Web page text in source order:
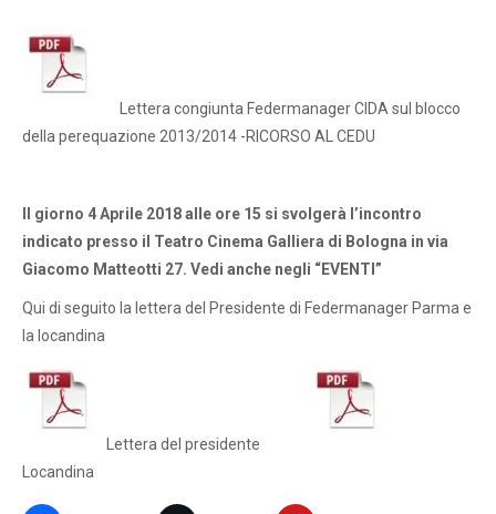
Lettera congiunta Federmanager CIDA sul blocco
della perequazione 2013/2014 -RICORSO AL CEDU
Il giorno 4 Aprile 2018 alle ore 15 si svolgerà l’incontro
indicato presso il Teatro Cinema Galliera di Bologna in via
Giacomo Matteotti 27. Vedi anche negli “EVENTI”
Qui di seguito la lettera del Presidente di Federmanager Parma e
la locandina
Lettera del presidente
Locandina